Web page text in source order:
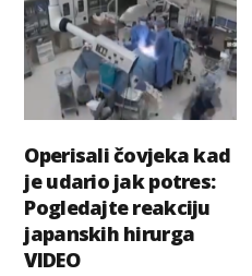
Operisali čovjeka kad
je udario jak potres:
Pogledajte reakciju
japanskih hirurga
VIDEO